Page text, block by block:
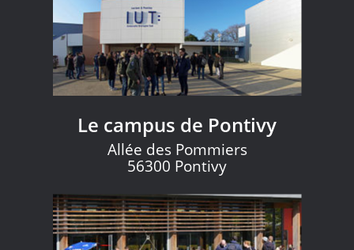
Le campus de Pontivy
Allée des Pommiers
56300 Pontivy